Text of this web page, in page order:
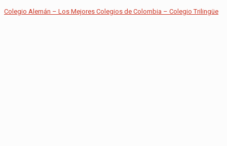
Colegio Alemán – Los Mejores Colegios de Colombia – Colegio Trilingüe